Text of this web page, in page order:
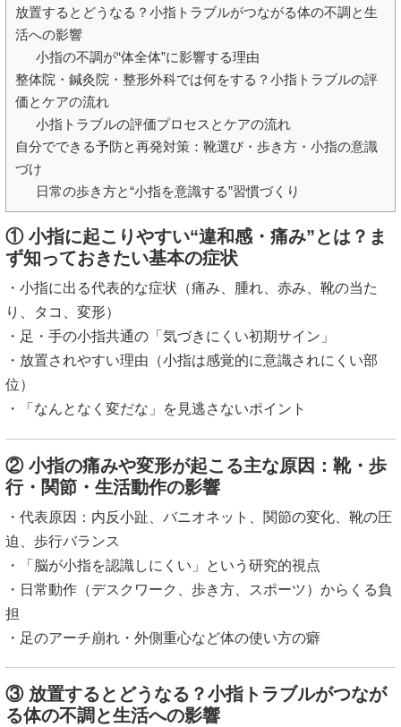
放置するとどうなる？小指トラブルがつながる体の不調と生
活への影響
小指の不調が“体全体”に影響する理由
整体院・鍼灸院・整形外科では何をする？小指トラブルの評
価とケアの流れ
小指トラブルの評価プロセスとケアの流れ
自分でできる予防と再発対策：靴選び・歩き方・小指の意識
づけ
日常の歩き方と“小指を意識する”習慣づくり
① 小指に起こりやすい“違和感・痛み”とは？ま
ず知っておきたい基本の症状
・小指に出る代表的な症状（痛み、腫れ、赤み、靴の当た
り、タコ、変形）
・足・手の小指共通の「気づきにくい初期サイン」
・放置されやすい理由（小指は感覚的に意識されにくい部
位）
・「なんとなく変だな」を見逃さないポイント
② 小指の痛みや変形が起こる主な原因：靴・歩
行・関節・生活動作の影響
・代表原因：内反小趾、バニオネット、関節の変化、靴の圧
迫、歩行バランス
・「脳が小指を認識しにくい」という研究的視点
・日常動作（デスクワーク、歩き方、スポーツ）からくる負
担
・足のアーチ崩れ・外側重心など体の使い方の癖
③ 放置するとどうなる？小指トラブルがつなが
る体の不調と生活への影響